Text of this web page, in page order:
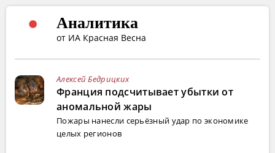
Аналитика
от ИА Красная Весна
Алексей Бедрицких
Франция подсчитывает убытки от
аномальной жары
Пожары нанесли серьёзный удар по экономике
целых регионов